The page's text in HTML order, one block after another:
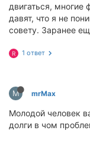
двигаться, многие
давят, что я не
совету. Заранее
R 1 ответ
M mrMax
Молодой человек
долги в чом